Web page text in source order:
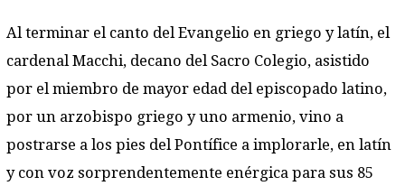
Al terminar el canto del Evangelio en griego y latín, el
cardenal Macchi, decano del Sacro Colegio, asistido
por el miembro de mayor edad del episcopado latino,
por un arzobispo griego y uno armenio, vino a
postrarse a los pies del Pontífice a implorarle, en latín
y con voz sorprendentemente enérgica para sus 85